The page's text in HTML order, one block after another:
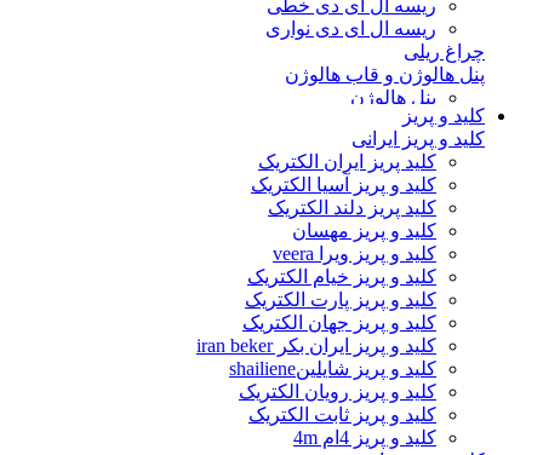
ریسه ال ای دی خطی
ریسه ال ای دی نواری
چراغ ریلی
پنل هالوژن و قاب هالوژن
پنل هالوژن
قاب هالوژن
وال واشر و چراغ نما
جت لایت
وال واشر
چراغ دفنی
لامپ ال ای دی
لامپ حبابی ال ای دی
لامپ استوانه ای ال ای دی
لامپ شمعی ال ای دی
لامپ هالوژن ال ای دی
مهتابی ال ای دی و براکت
لامپ گازی
لامپ فیلامنتی و تزیینی
لامپ فلورسنت
لامپ ال ای دی سفینه ای
کلید و پریز
کلید و پریز ایرانی
کلید پریز ایران الکتریک
کلید و پریز آسیا الکتریک
کلید پریز دلند الکتریک
کلید و پریز مهسان
کلید و پریز ویرا veera
کلید و پریز خیام الکتریک
کلید و پریز پارت الکتریک
کلید و پریز جهان الکتریک
کلید و پریز ایران بکر iran beker
کلید و پریز شایلینshailiene
کلید و پریز رویان الکتریک
کلید و پریز ثابت الکتریک
کلید و پریز 4ام 4m